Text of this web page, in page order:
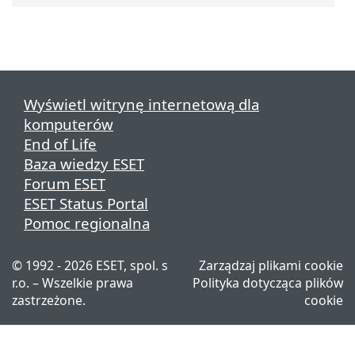
Wyświetl witrynę internetową dla
komputerów
End of Life
Baza wiedzy ESET
Forum ESET
ESET Status Portal
Pomoc regionalna
© 1992 - 2026 ESET, spol. s
r.o. – Wszelkie prawa
zastrzeżone.
Zarządzaj plikami cookie
Polityka dotycząca plików
cookie